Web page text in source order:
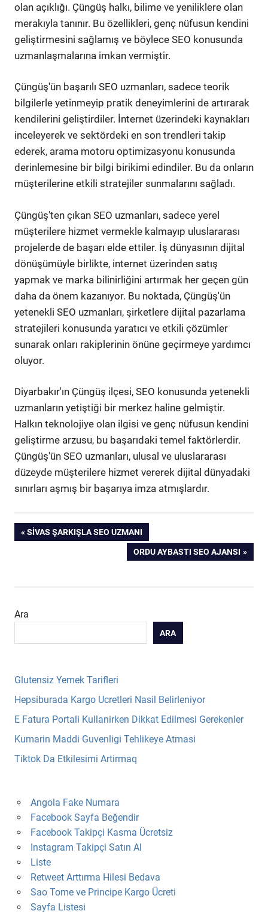
olan açıklığı. Çüngüş halkı, bilime ve yeniliklere olan
merakıyla tanınır. Bu özellikleri, genç nüfusun kendini
geliştirmesini sağlamış ve böylece SEO konusunda
uzmanlaşmalarına imkan vermiştir.
Çüngüş'ün başarılı SEO uzmanları, sadece teorik
bilgilerle yetinmeyip pratik deneyimlerini de artırarak
kendilerini geliştirdiler. İnternet üzerindeki kaynakları
inceleyerek ve sektördeki en son trendleri takip
ederek, arama motoru optimizasyonu konusunda
derinlemesine bir bilgi birikimi edindiler. Bu da onların
müşterilerine etkili stratejiler sunmalarını sağladı.
Çüngüş'ten çıkan SEO uzmanları, sadece yerel
müşterilere hizmet vermekle kalmayıp uluslararası
projelerde de başarı elde ettiler. İş dünyasının dijital
dönüşümüyle birlikte, internet üzerinden satış
yapmak ve marka bilinirliğini artırmak her geçen gün
daha da önem kazanıyor. Bu noktada, Çüngüş'ün
yetenekli SEO uzmanları, şirketlere dijital pazarlama
stratejileri konusunda yaratıcı ve etkili çözümler
sunarak onları rakiplerinin önüne geçirmeye yardımcı
oluyor.
Diyarbakır'ın Çüngüş ilçesi, SEO konusunda yetenekli
uzmanların yetiştiği bir merkez haline gelmiştir.
Halkın teknolojiye olan ilgisi ve genç nüfusun kendini
geliştirme arzusu, bu başarıdaki temel faktörlerdir.
Çüngüş'ün SEO uzmanları, ulusal ve uluslararası
düzeyde müşterilere hizmet vererek dijital dünyadaki
sınırları aşmış bir başarıya imza atmışlardır.
Yazı
PREVIOUS
SIVAS ŞARKIŞLA SEO UZMANI
NEXT
ORDU AYBASTI SEO AJANSI
Ara
ARA
Glutensiz Yemek Tarifleri
Hepsiburada Kargo Ucretleri Nasil Belirleniyor
E Fatura Portali Kullanirken Dikkat Edilmesi Gerekenler
Kumarin Maddi Guvenligi Tehlikeye Atmasi
Tiktok Da Etkilesimi Artirmaq
Angola Fake Numara
Facebook Sayfa Beğendir
Facebook Takipçi Kasma Ücretsiz
Instagram Takipçi Satın Al
Liste
Retweet Arttırma Hilesi Bedava
Sao Tome ve Principe Kargo Ücreti
Sayfa Listesi